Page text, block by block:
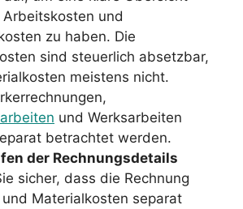
und
zu haben. Die
sind steuerlich absetzbar,
meistens nicht.
und Werksarbeiten
betrachtet werden.
der Rechnungsdetails
sicher, dass die Rechnung
Materialkosten separat